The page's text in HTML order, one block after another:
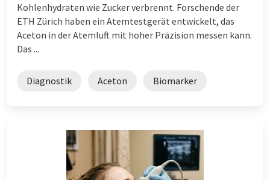
Kohlenhydraten wie Zucker verbrennt. Forschende der
ETH Zürich haben ein Atemtestgerät entwickelt, das
Aceton in der Atemluft mit hoher Präzision messen kann.
Das ...
Diagnostik Aceton Biomarker